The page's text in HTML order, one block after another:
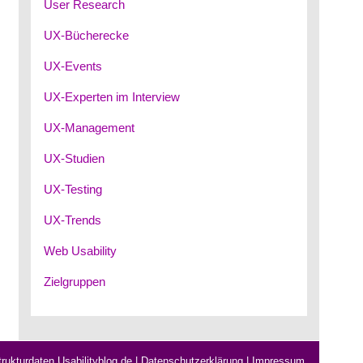
User Research
UX-Bücherecke
UX-Events
UX-Experten im Interview
UX-Management
UX-Studien
UX-Testing
UX-Trends
Web Usability
Zielgruppen